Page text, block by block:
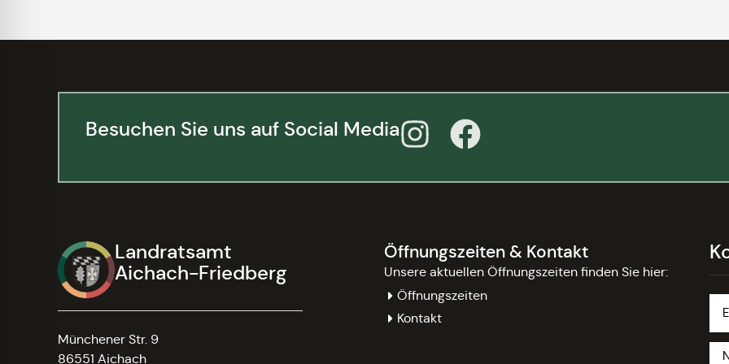
Besuchen Sie uns auf Social Media
Landratsamt
Aichach-Friedberg
Münchener Str. 9
86551 Aichach
Öffnungszeiten & Kontakt
Unsere aktuellen Öffnungszeiten finden Sie hier:
Öffnungszeiten
Kontakt